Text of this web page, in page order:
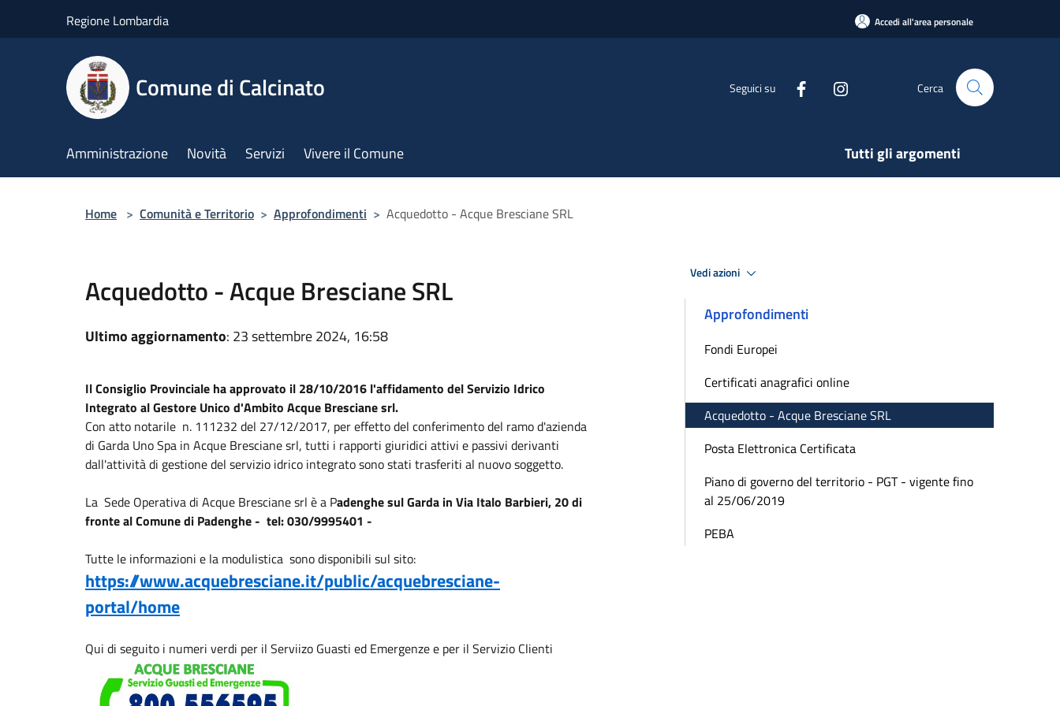
Regione Lombardia Accedi all'area personale
Comune di Calcinato Seguici su Cerca
Amministrazione Novità Servizi Vivere il Comune Tutti gli argomenti
Home > Comunità e Territorio > Approfondimenti > Acquedotto - Acque Bresciane SRL
Acquedotto - Acque Bresciane SRL
Ultimo aggiornamento: 23 settembre 2024, 16:58
Il Consiglio Provinciale ha approvato il 28/10/2016 l'affidamento del Servizio Idrico
Integrato al Gestore Unico d'Ambito Acque Bresciane srl.
Con atto notarile n. 111232 del 27/12/2017, per effetto del conferimento del ramo d'azienda
di Garda Uno Spa in Acque Bresciane srl, tutti i rapporti giuridici attivi e passivi derivanti
dall'attività di gestione del servizio idrico integrato sono stati trasferiti al nuovo soggetto.
La Sede Operativa di Acque Bresciane srl è a Padenghe sul Garda in Via Italo Barbieri, 20 di
fronte al Comune di Padenghe - tel: 030/9995401 -
Tutte le informazioni e la modulistica sono disponibili sul sito:
https://www.acquebresciane.it/public/acquebresciane-
portal/home
Qui di seguito i numeri verdi per il Serviizo Guasti ed Emergenze e per il Servizio Clienti
Vedi azioni
Approfondimenti
Fondi Europei
Certificati anagrafici online
Acquedotto - Acque Bresciane SRL
Posta Elettronica Certificata
Piano di governo del territorio - PGT - vigente fino
al 25/06/2019
PEBA